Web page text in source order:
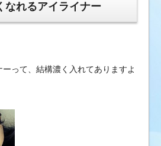
なれるアイライナー
って、結構濃く入れてありますよ